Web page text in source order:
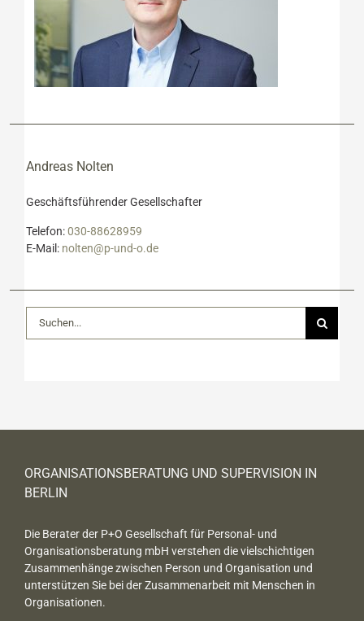
Andreas Nolten
Geschäftsführender Gesellschafter
Telefon:030-88628959
E-Mail: nolten@p-und-o.de
nach:
ORGANISATIONSBERATUNG UND SUPERVISION IN
BERLIN
Die Berater der P+O Gesellschaft für Personal- und
Organisationsberatung mbH verstehen die vielschichtigen
Zusammenhänge zwischen Person und Organisation und
unterstützen Sie bei der Zusammenarbeit mit Menschen in
Organisationen.